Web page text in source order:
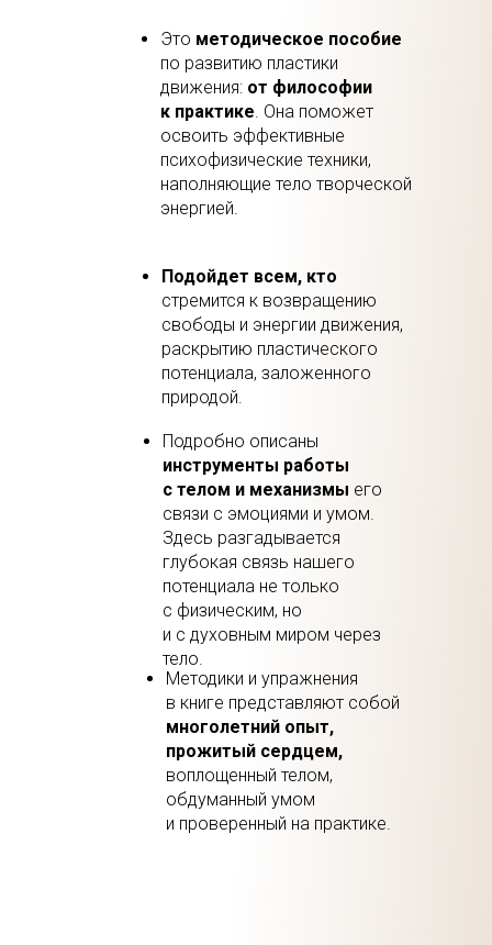
Подробно описаны
инструменты работы
с телом и механизмы его
связи с эмоциями и умом.
Здесь разгадывается
глубокая связь нашего
потенциала не только
с физическим, но
и с духовным миром через
тело.
Методики и упражнения
в книге представляют собой
многолетний опыт,
прожитый сердцем,
воплощенный телом,
обдуманный умом
и проверенный на практике.
Подойдет всем, кто
стремится к возвращению
свободы и энергии движения,
раскрытию пластического
потенциала, заложенного
природой.
Это методическое пособие
по развитию пластики
движения: от философии
к практике. Она поможет
освоить эффективные
психофизические техники,
наполняющие тело творческой
энергией.